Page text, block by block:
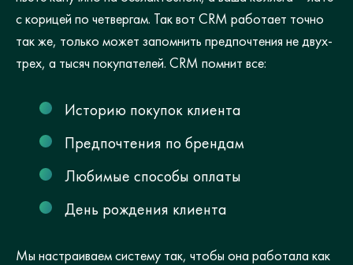
с корицей по четвергам. Так вот CRM работает точно
так же, только может запомнить предпочтения не двух-
трех, а тысяч покупателей. CRM помнит все:
Историю покупок клиента
Предпочтения по брендам
Любимые способы оплаты
День рождения клиента
Мы настраиваем систему так, чтобы она работала как